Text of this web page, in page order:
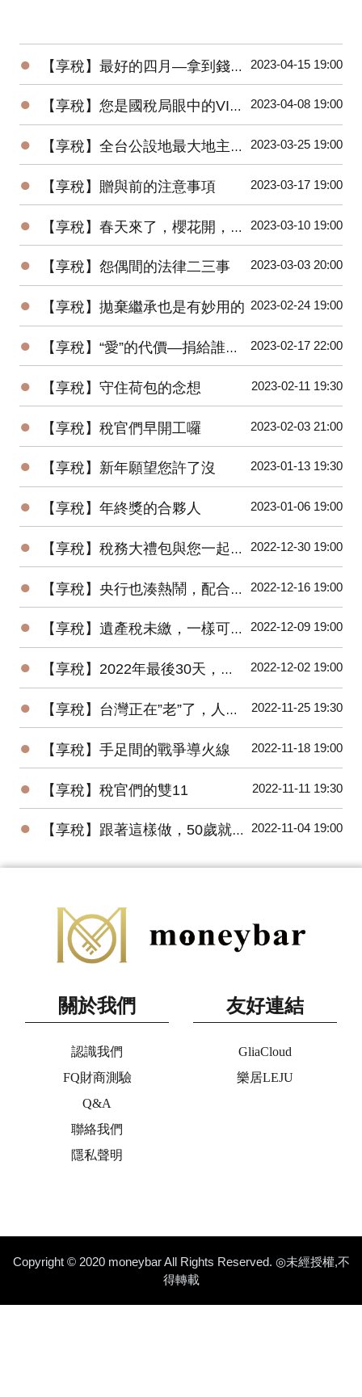
● 【享稅】最好的四月—拿到錢又全民大減稅 2023-04-15 19:00
● 【享稅】您是國稅局眼中的VIP嗎？ 2023-04-08 19:00
● 【享稅】全台公設地最大地主您猜是誰？ 2023-03-25 19:00
● 【享稅】贈與前的注意事項 2023-03-17 19:00
● 【享稅】春天來了，櫻花開，稅官們也動起來！ 2023-03-10 19:00
● 【享稅】怨偶間的法律二三事 2023-03-03 20:00
● 【享稅】拋棄繼承也是有妙用的 2023-02-24 19:00
● 【享稅】“愛”的代價—捐給誰節稅差很大 2023-02-17 22:00
● 【享稅】守住荷包的念想 2023-02-11 19:30
● 【享稅】稅官們早開工囉 2023-02-03 21:00
● 【享稅】新年願望您許了沒 2023-01-13 19:30
● 【享稅】年終獎的合夥人 2023-01-06 19:00
● 【享稅】稅務大禮包與您一起邁向2023年 2022-12-30 19:00
● 【享稅】央行也湊熱鬧，配合”漲”聲，升息半碼 2022-12-16 19:00
● 【享稅】遺產稅未繳，一樣可以辦繼承？ 2022-12-09 19:00
● 【享稅】2022年最後30天，您一定要做的事！ 2022-12-02 19:00
● 【享稅】台灣正在”老”了，人老，房更老！ 2022-11-25 19:30
● 【享稅】手足間的戰爭導火線 2022-11-18 19:00
● 【享稅】稅官們的雙11 2022-11-11 19:30
● 【享稅】跟著這樣做，50歲就一定退休 2022-11-04 19:00
關於我們
認識我們
FQ財商測驗
Q&A
聯絡我們
隱私聲明
友好連結
GliaCloud
樂居LEJU
Copyright © 2020 moneybar All Rights Reserved. ◎未經授權,不
得轉載